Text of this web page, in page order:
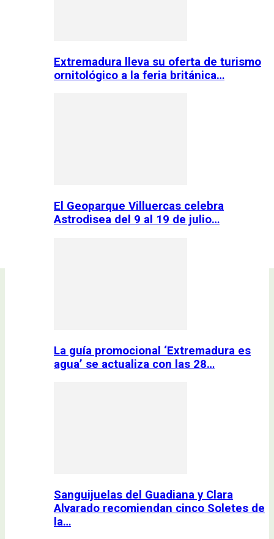
Extremadura lleva su oferta de turismo
ornitológico a la feria británica…
El Geoparque Villuercas celebra
Astrodisea del 9 al 19 de julio…
La guía promocional ‘Extremadura es
agua’ se actualiza con las 28…
Sanguijuelas del Guadiana y Clara
Alvarado recomiendan cinco Soletes de
la…